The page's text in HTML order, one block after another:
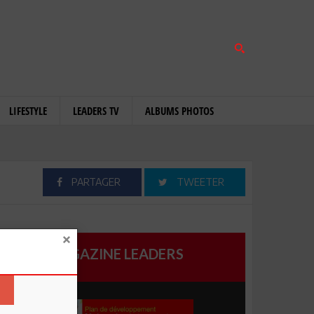
LIFESTYLE LEADERS TV ALBUMS PHOTOS
PARTAGER TWEETER
MAGAZINE LEADERS